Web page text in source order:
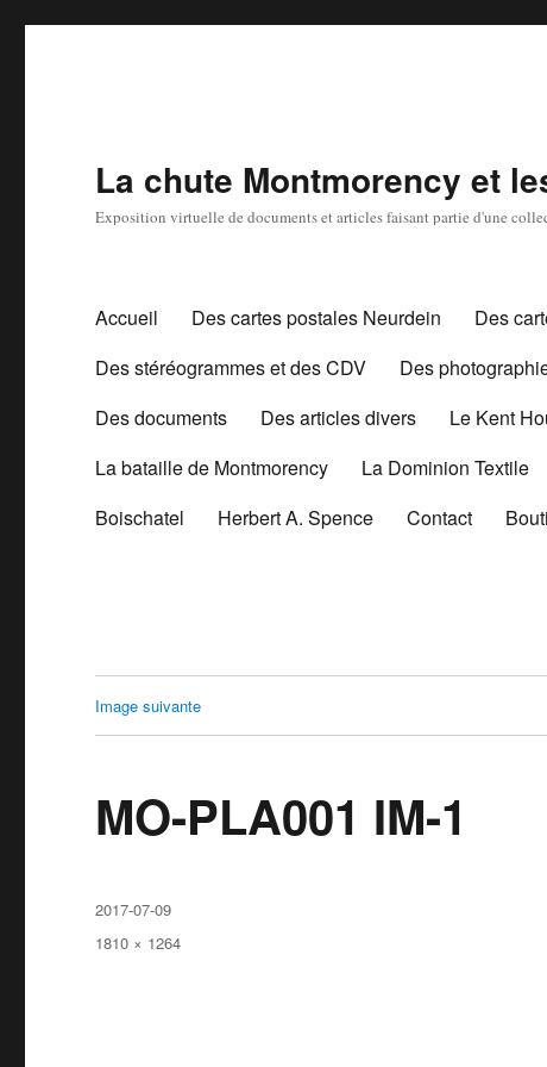
La chute Montmorency et
Exposition virtuelle de documents et articles faisant partie d'une
Accueil Des cartes postales Neurdein Des
Des stéréogrammes et des CDV
Des
Des documents
Des articles divers Le Kent
La bataille de Montmorency
La Dominion Textile
Boischatel
Herbert A. Spence Contact
Image suivante
MO-PLA001 IM-1
Publié
le
2017-07-09
Taille
1810 × 1264